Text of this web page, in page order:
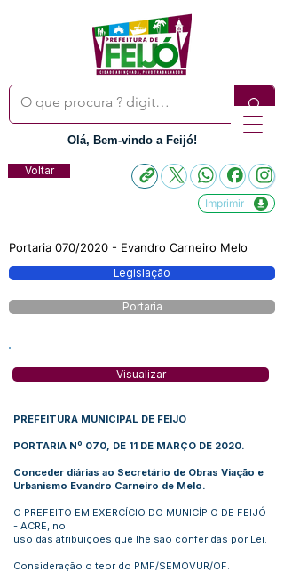
Olá, Bem-vindo a Feijó!
Voltar
Imprimir
Portaria 070/2020 - Evandro Carneiro Melo
Legislação
Portaria
Visualizar
PREFEITURA MUNICIPAL DE FEIJO
PORTARIA Nº 070, DE 11 DE MARÇO DE 2020.
Conceder diárias ao Secretário de Obras Viação e
Urbanismo Evandro Carneiro de Melo.
O PREFEITO EM EXERCÍCIO DO MUNICÍPIO DE FEIJÓ
- ACRE, no
uso das atribuições que lhe são conferidas por Lei.
Consideração o teor do PMF/SEMOVUR/OF.